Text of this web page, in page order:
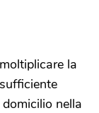
la
nella